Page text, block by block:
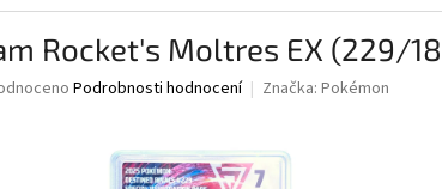
Rocket's Moltres EX (229/
Podrobnosti hodnocení Značka: Pokémon